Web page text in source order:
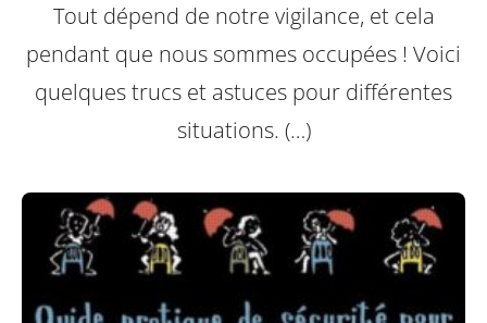
Tout dépend de notre vigilance, et cela
pendant que nous sommes occupées ! Voici
quelques trucs et astuces pour différentes
situations. (…)